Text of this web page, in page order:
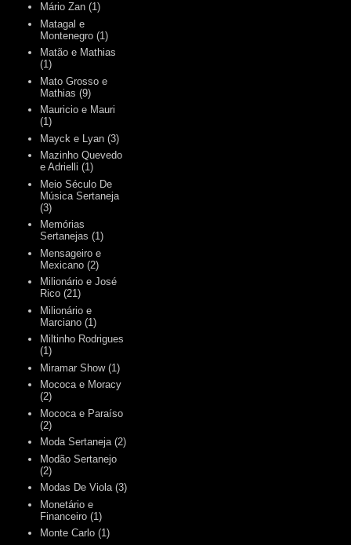
Mário Zan (1)
Matagal e
Montenegro (1)
Matão e Mathias
(1)
Mato Grosso e
Mathias (9)
Mauricio e Mauri
(1)
Mayck e Lyan (3)
Mazinho Quevedo
e Adrielli (1)
Meio Século De
Música Sertaneja
(3)
Memórias
Sertanejas (1)
Mensageiro e
Mexicano (2)
Milionário e José
Rico (21)
Milionário e
Marciano (1)
Miltinho Rodrigues
(1)
Miramar Show (1)
Mococa e Moracy
(2)
Mococa e Paraíso
(2)
Moda Sertaneja (2)
Modão Sertanejo
(2)
Modas De Viola (3)
Monetário e
Financeiro (1)
Monte Carlo (1)